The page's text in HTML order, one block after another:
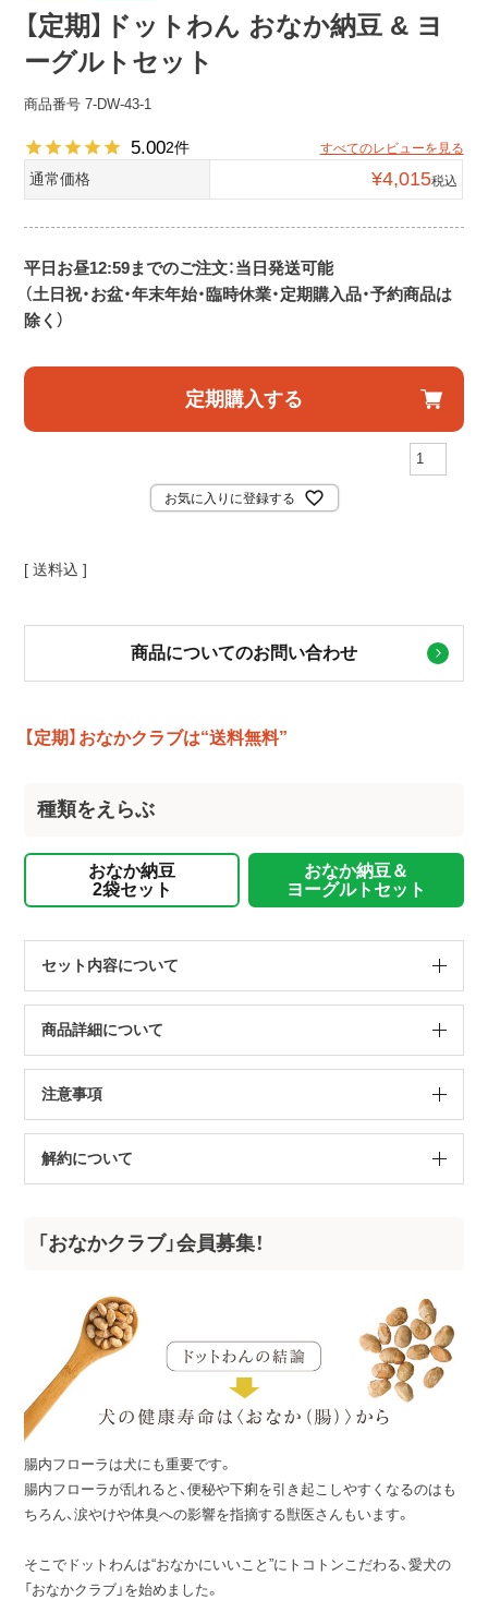
【定期】ドットわん おなか納豆 & ヨ
ーグルトセット
商品番号 7-DW-43-1
5.002 すべてのレビューを見る
通常価格 ¥4,015税込
平日お昼12:59までのご注文：当日発送可能
（土日祝・お盆・年末年始・臨時休業・定期購入品・予約商品は
除く）
定期購入する
お気に入りに登録する
送料込
商品についてのお問い合わせ
【定期】おなかクラブは“送料無料”
種類をえらぶ
おなか納豆
2袋セット
おなか納豆＆
ヨーグルトセット
セット内容について
商品詳細について
注意事項
解約について
「おなかクラブ」会員募集！
腸内フローラは犬にも重要です。
腸内フローラが乱れると、便秘や下痢を引き起こしやすくなるのはも
ちろん、涙やけや体臭への影響を指摘する獣医さんもいます。
そこでドットわんは“おなかにいいこと”にトコトンこだわる、愛犬の
「おなかクラブ」を始めました。